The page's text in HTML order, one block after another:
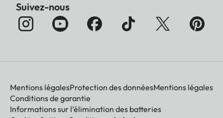
Suivez-nous
Mentions légalesProtection des donnéesMentions légales
Conditions de garantie
Informations sur l’élimination des batteries